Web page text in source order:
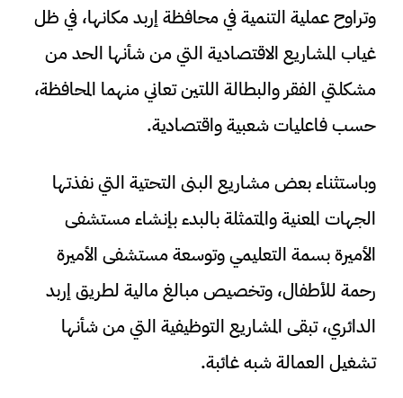
وتراوح عملية التنمية في محافظة إربد مكانها، في ظل
غياب المشاريع الاقتصادية التي من شأنها الحد من
مشكلتي الفقر والبطالة اللتين تعاني منهما المحافظة،
حسب فاعليات شعبية واقتصادية.
وباستثناء بعض مشاريع البنى التحتية التي نفذتها
الجهات المعنية والمتمثلة بالبدء بإنشاء مستشفى
الأميرة بسمة التعليمي وتوسعة مستشفى الأميرة
رحمة للأطفال، وتخصيص مبالغ مالية لطريق إربد
الدائري، تبقى المشاريع التوظيفية التي من شأنها
تشغيل العمالة شبه غائبة.